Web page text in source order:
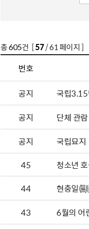
총605건 [57/ 61 페이지 ]
번호
공지
국립3.15
공지
단체 관
공지
국립묘지
45
청소년
44
현충일(
43
6월의 어